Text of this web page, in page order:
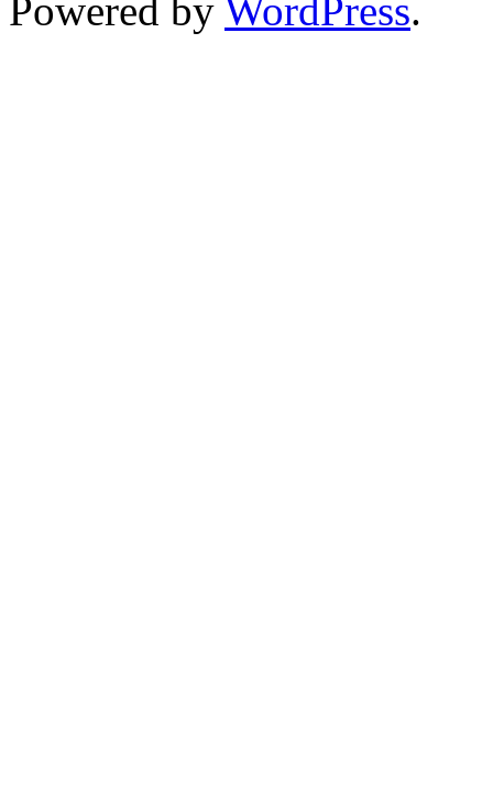
Powered by WordPress.